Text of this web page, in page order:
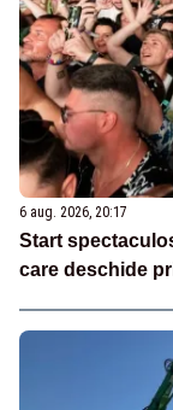
6 aug. 2026, 20:17
Start
care deschide